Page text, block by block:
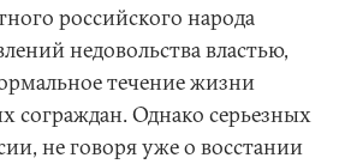
российского народа
недовольства властью,
течение жизни
сограждан. Однако серьезных
не говоря уже о восстании